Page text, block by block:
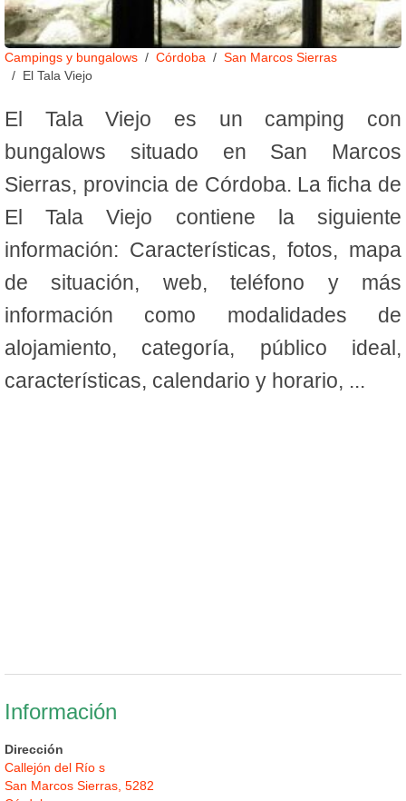
Campings y bungalows Córdoba
San Marcos Sierras
El Tala Viejo
El Tala Viejo es un camping con
bungalows situado en San Marcos
Sierras, provincia de Córdoba. La ficha de
El Tala Viejo contiene la siguiente
información: Características, fotos, mapa
de situación, web, teléfono y más
información como modalidades de
alojamiento, categoría, público ideal,
características, calendario y horario, ...
Información
Dirección
Callejón del Río s
San Marcos Sierras, 5282